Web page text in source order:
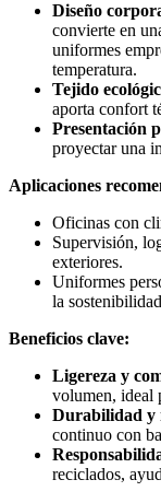
Diseño
convierte en
uniformes
temperatura.
Tejido
aporta confort
Presentación
proyectar una
Aplicaciones
Oficinas con
Supervisión,
exteriores.
Uniformes
la
Beneficios clave:
Ligereza y
volumen, ideal
Durabilidad y
continuo con
reciclados,